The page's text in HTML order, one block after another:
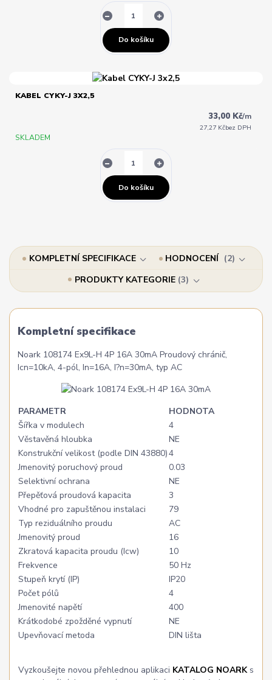
Do košíku
KABEL CYKY-J 3X2,5
33,00 Kč/m
27,27 Kčbez DPH
SKLADEM
Do košíku
KOMPLETNÍ SPECIFIKACE HODNOCENÍ
2
PRODUKTY KATEGORIE 3
Kompletní specifikace
Noark 108174 Ex9L-H 4P 16A 30mA Proudový chránič,
Icn=10kA, 4-pól, In=16A, I?n=30mA, typ AC
PARAMETR
HODNOTA
Šířka v modulech
4
Věstavěná hloubka
NE
Konstrukční velikost (podle DIN 43880)4
Jmenovitý poruchový proud
0.03
Selektivní ochrana
NE
Přepěťová proudová kapacita
3
Vhodné pro zapuštěnou instalaci
79
Typ reziduálního proudu
AC
Jmenovitý proud
16
Zkratová kapacita proudu (Icw)
10
Frekvence
50 Hz
Stupeň krytí (IP)
IP20
Počet pólů
4
Jmenovité napětí
400
Krátkodobé zpožděné vypnutí
NE
Upevňovací metoda
DIN lišta
Vyzkoušejte novou přehlednou aplikaci KATALOG NOARKs